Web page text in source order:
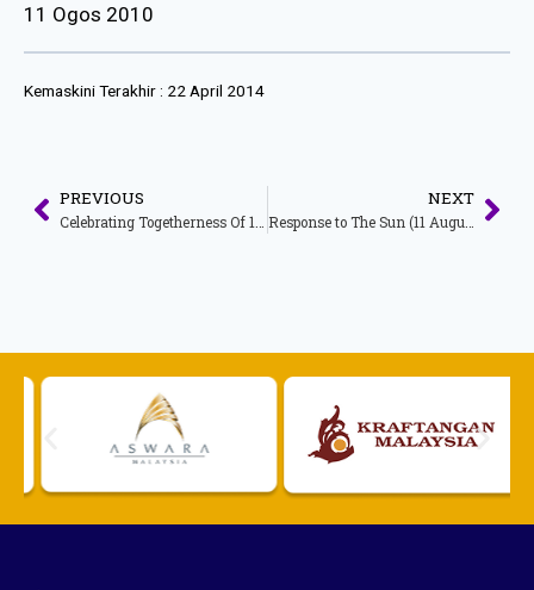
11 Ogos 2010
Kemaskini Terakhir : 22 April 2014
PREVIOUS NEXT